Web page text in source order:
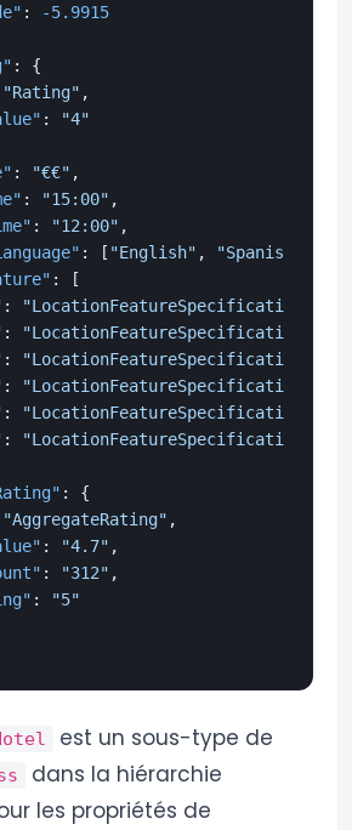
:
-5.9915
:
{
"Rating" ,
:
"4"
: "€€" ,
: "15:00" ,
: "12:00" ,
: [ "English" , "Spanish"
:
[
: "LocationFeatureSpecification"
: "LocationFeatureSpecification"
: "LocationFeatureSpecification"
: "LocationFeatureSpecification"
: "LocationFeatureSpecification"
: "LocationFeatureSpecification"
:
{
"AggregateRating" ,
: "4.7" ,
: "312" ,
:
"5"
est un sous-type de
dans la hiérarchie
les propriétés de